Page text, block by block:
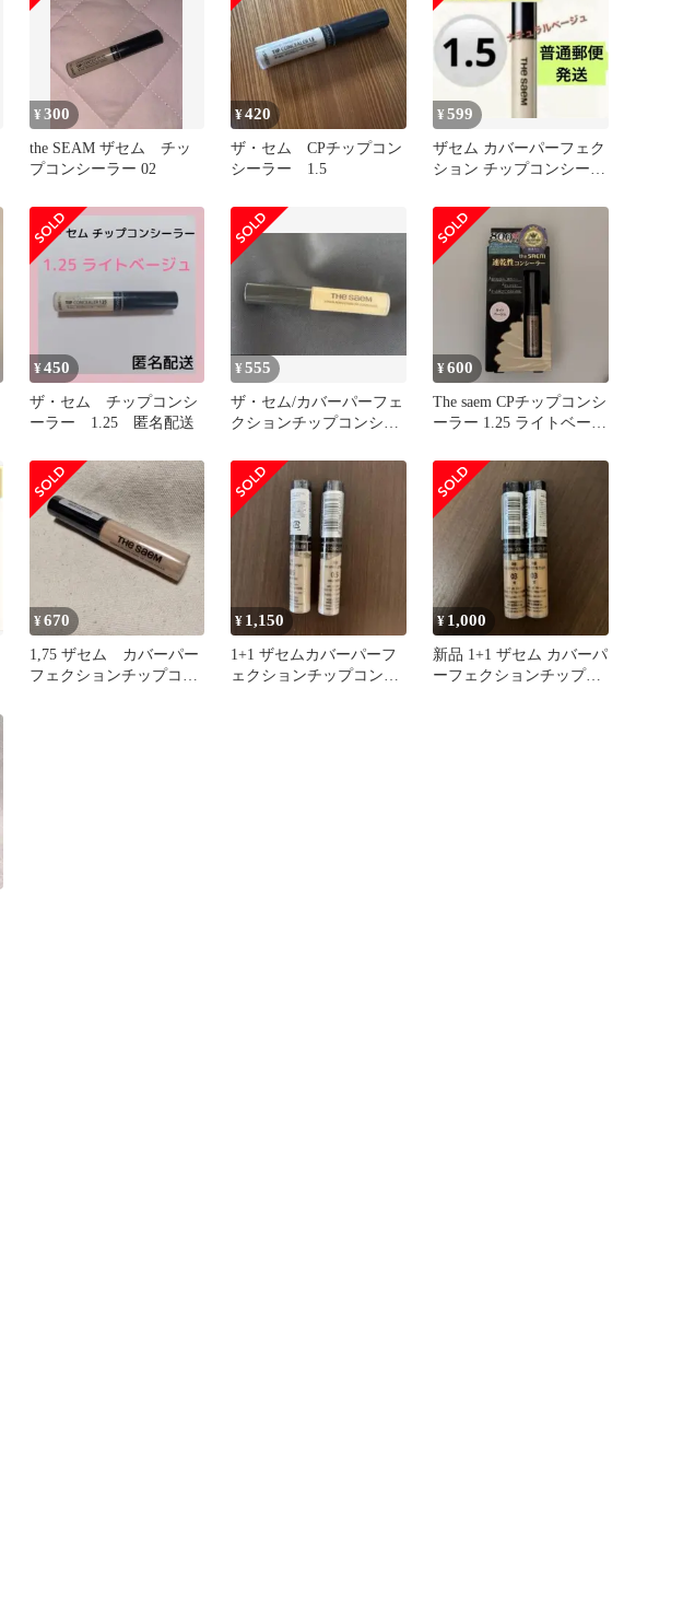
¥300
the SEAM ザセム チッ
プコンシーラー 02
¥420
ザ・セム CPチップコン
シーラー 1.5
¥599
ザセム カバーパーフェク
ション チップコンシーラ
ュ
¥450
ザ・セム チップコンシ
ーラー 1.25 匿名配送
¥555
ザ・セム/カバーパーフェ
クションチップコンシー
¥600
The saem CPチップコンシ
ーラー 1.25 ライトベージ
¥670
1,75 ザセム カバーパー
フェクションチップコン
¥ 1,150
1+1 ザセムカバーパーフ
ェクションチップコンシ
¥ 1,000
新品 1+1 ザセム カバーパ
ーフェクションチップコ